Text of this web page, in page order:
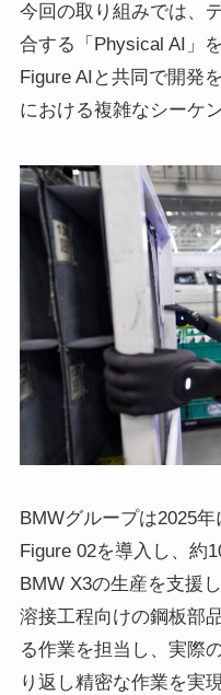
今回の取り組みでは、
合する「Physical AI」
Figure AIと共同で開発
における複雑なシーケ
BMWグループは2025
Figure 02を導入し、約
BMW X3の生産を支援
溶接工程向けの鋼板部
る作業を担当し、実際
り返し精密な作業を実